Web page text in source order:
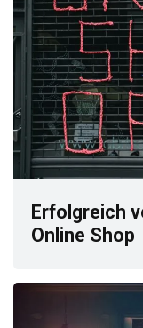
Erfolgreich
Online Shop